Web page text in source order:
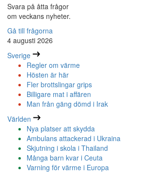
Svara på åtta frågor
om veckans nyheter.
Gå till frågorna
4 augusti 2026
Sverige
Regler om värme
Hösten är här
Fler brottslingar grips
Billigare mat i affären
Man från gäng dömd i Irak
Världen
Nya platser att skydda
Ambulans attackerad i Ukraina
Skjutning i skola i Thailand
Många barn kvar i Ceuta
Varning för värme i Europa